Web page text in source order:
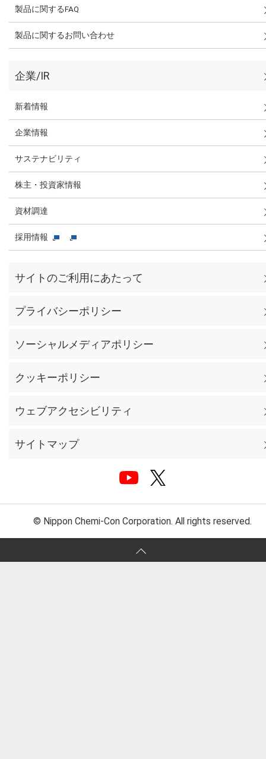
製品に関するFAQ
製品に関するお問い合わせ
企業/IR
新着情報
企業情報
サステナビリティ
株主・投資家情報
資材調達
採用情報
サイトのご利用にあたって
プライバシーポリシー
ソーシャルメディアポリシー
クッキーポリシー
ウェブアクセシビリティ
サイトマップ
© Nippon Chemi-Con Corporation. All rights reserved.